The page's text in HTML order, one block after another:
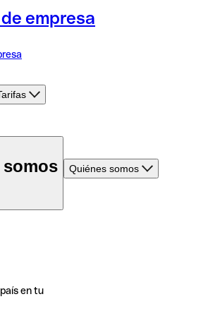
empresa
somos Quiénes somos
en tu